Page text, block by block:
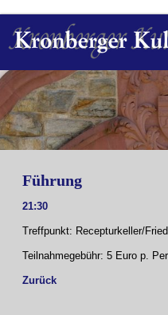
Führung
21:30
Treffpunkt: Recepturkeller/
Teilnahmegebühr: 5 Euro p.
Zurück